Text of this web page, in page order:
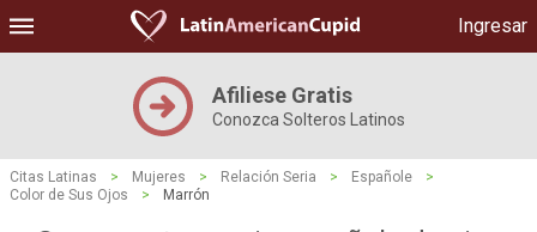
Ingresar
Afiliese Gratis
Conozca Solteros Latinos
Citas Latinas > Mujeres > Relación Seria > Españole
>
Color de Sus Ojos
> Marrón